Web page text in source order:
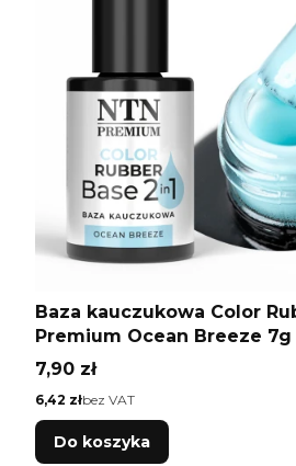
Baza kauczukowa Color
Premium Ocean Breeze 7g
Cena
7,90 zł
Cena
6,42 złbez VAT
Do koszyka